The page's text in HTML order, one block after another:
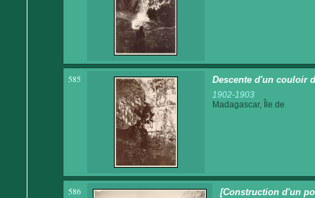
585 Descente d'un couloir
1902-1903
Madagascar, Île de
586 [Construction d'un